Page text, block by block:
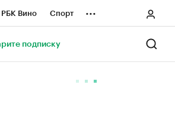
РБК Вино Спорт ...
подписку